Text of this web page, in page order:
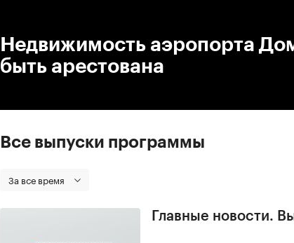
Недвижимость аэропорта
быть арестована
Все выпуски программы
За все время
Главные новости.